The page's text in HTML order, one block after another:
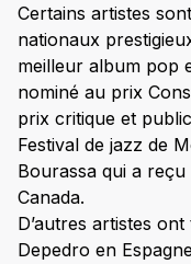
Certains artistes
nationaux
meilleur album pop
nominé au prix
prix critique et
Festival de jazz de
Bourassa qui a
Canada.
D’autres artistes
Depedro en